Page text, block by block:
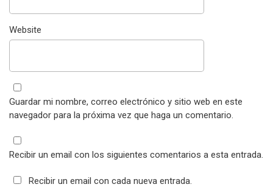
Website
Guardar mi nombre, correo electrónico y sitio web en este
navegador para la próxima vez que haga un comentario.
Recibir un email con los siguientes comentarios a esta entrada.
Recibir un email con cada nueva entrada.